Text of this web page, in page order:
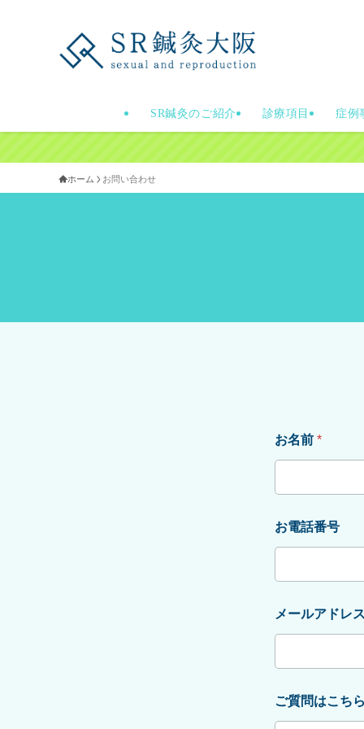
SR鍼灸のご紹介 診療項目 症例
ホーム お問い合わせ
お名前 *
お電話番号
メールアドレ
ご質問はこち